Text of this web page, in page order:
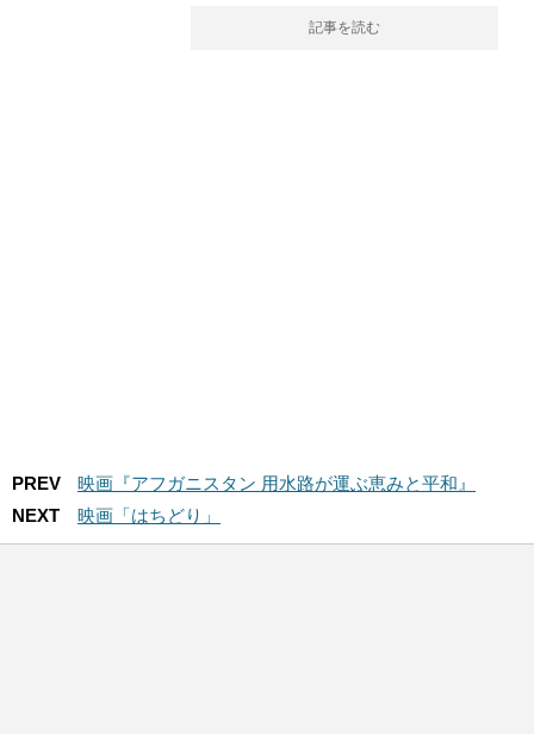
記事を読む
PREV
映画『アフガニスタン 用水路が運ぶ恵みと平和』
NEXT
映画「はちどり」